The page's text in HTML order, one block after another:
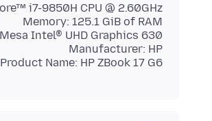
Product Name: HP ZBook 17 G6